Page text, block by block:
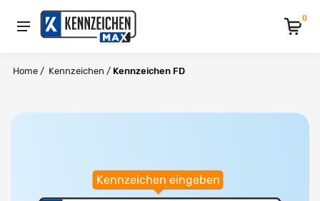
0
Home / Kennzeichen / Kennzeichen FD
Kennzeichen eingeben